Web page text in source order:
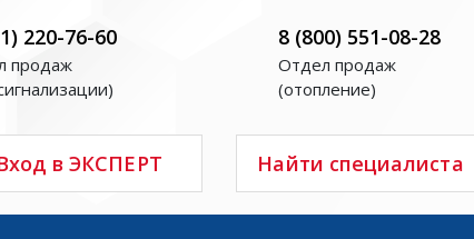
220-76-60
продаж
8 (800) 551-08-28
Отдел продаж
(отопление)
в ЭКСПЕРТ Найти специалиста